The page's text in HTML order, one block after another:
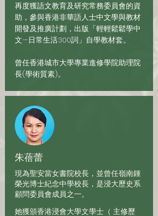
再度獲語文教育及研究常務委員會的資
助，參與香港非華語人士中文學與教材
開發及推廣計劃，出版「輕輕鬆鬆學中
文—日常生活300詞」自學教材套。
曾任香港城市大學專業進修學院助理院
長(學術質素)。
朱蓓蕾
現為聖安當女書院校長，並曾任嶺南鍾
榮光博士紀念中學校長，是浸大歷史系
顧問委員會成員之一。
她獲頒香港浸會大學文學士（ 主修歷